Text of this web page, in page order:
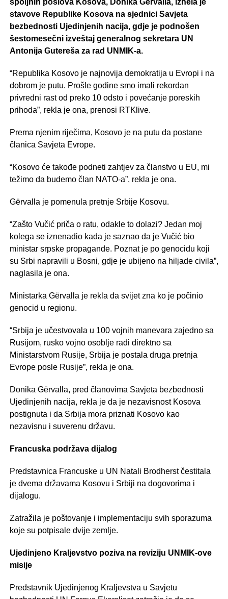
spoljnih poslova Kosova, Donika Gërvalla, iznela je
stavove Republike Kosova na sjednici Savjeta
bezbednosti Ujedinjenih nacija, gdje je podnošen
šestomesečni izveštaj generalnog sekretara UN
Antonija Gutereša za rad UNMIK-a.
“Republika Kosovo je najnovija demokratija u Evropi i na
dobrom je putu. Prošle godine smo imali rekordan
privredni rast od preko 10 odsto i povećanje poreskih
prihoda”, rekla je ona, prenosi RTKlive.
Prema njenim riječima, Kosovo je na putu da postane
članica Savjeta Evrope.
“Kosovo će takođe podneti zahtjev za članstvo u EU, mi
težimo da budemo član NATO-a”, rekla je ona.
Gërvalla je pomenula pretnje Srbije Kosovu.
“Zašto Vučić priča o ratu, odakle to dolazi? Jedan moj
kolega se iznenadio kada je saznao da je Vučić bio
ministar srpske propagande. Poznat je po genocidu koji
su Srbi napravili u Bosni, gdje je ubijeno na hiljade civila”,
naglasila je ona.
Ministarka Gërvalla je rekla da svijet zna ko je počinio
genocid u regionu.
“Srbija je učestvovala u 100 vojnih manevara zajedno sa
Rusijom, rusko vojno osoblje radi direktno sa
Ministarstvom Rusije, Srbija je postala druga pretnja
Evrope posle Rusije”, rekla je ona.
Donika Gërvalla, pred članovima Savjeta bezbednosti
Ujedinjenih nacija, rekla je da je nezavisnost Kosova
postignuta i da Srbija mora priznati Kosovo kao
nezavisnu i suverenu državu.
Francuska podržava dijalog
Predstavnica Francuske u UN Natali Brodherst čestitala
je dvema državama Kosovu i Srbiji na dogovorima i
dijalogu.
Zatražila je poštovanje i implementaciju svih sporazuma
koje su potpisale dvije zemlje.
Ujedinjeno Kraljevstvo poziva na reviziju UNMIK-ove
misije
Predstavnik Ujedinjenog Kraljevstva u Savjetu